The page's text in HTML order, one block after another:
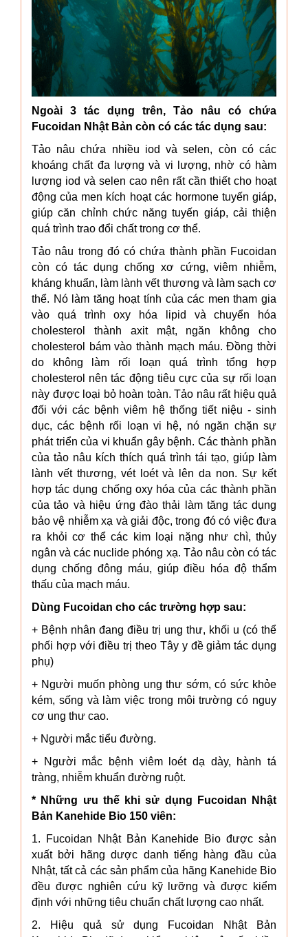
Ngoài 3 tác dụng trên, Tảo nâu có chứa
Fucoidan Nhật Bản còn có các tác dụng sau:
Tảo nâu chứa nhiều iod và selen, còn có các
khoáng chất đa lượng và vi lượng, nhờ có hàm
lượng iod và selen cao nên rất cần thiết cho hoạt
động của men kích hoạt các hormone tuyến giáp,
giúp căn chỉnh chức năng tuyến giáp, cải thiện
quá trình trao đổi chất trong cơ thể.
Tảo nâu trong đó có chứa thành phần Fucoidan
còn có tác dụng chống xơ cứng, viêm nhiễm,
kháng khuẩn, làm lành vết thương và làm sạch cơ
thể. Nó làm tăng hoạt tính của các men tham gia
vào quá trình oxy hóa lipid và chuyển hóa
cholesterol thành axit mật, ngăn không cho
cholesterol bám vào thành mạch máu. Đồng thời
do không làm rối loạn quá trình tổng hợp
cholesterol nên tác động tiêu cực của sự rối loạn
này được loại bỏ hoàn toàn. Tảo nâu rất hiệu quả
đối với các bệnh viêm hệ thống tiết niệu - sinh
dục, các bệnh rối loạn vi hệ, nó ngăn chặn sự
phát triển của vi khuẩn gây bệnh. Các thành phần
của tảo nâu kích thích quá trình tái tạo, giúp làm
lành vết thương, vét loét và lên da non. Sự kết
hợp tác dụng chống oxy hóa của các thành phần
của tảo và hiệu ứng đào thải làm tăng tác dụng
bảo vệ nhiễm xạ và giải độc, trong đó có việc đưa
ra khỏi cơ thể các kim loại nặng như chì, thủy
ngân và các nuclide phóng xạ. Tảo nâu còn có tác
dụng chống đông máu, giúp điều hóa độ thẩm
thấu của mạch máu.
Dùng Fucoidan cho các trường hợp sau:
+ Bệnh nhân đang điều trị ung thư, khối u (có thể
phối hợp với điều trị theo Tây y đề giảm tác dụng
phụ)
+ Người muốn phòng ung thư sớm, có sức khỏe
kém, sống và làm việc trong môi trường có nguy
cơ ung thư cao.
+ Người mắc tiểu đường.
+ Người mắc bệnh viêm loét dạ dày, hành tá
tràng, nhiễm khuẩn đường ruột.
* Những ưu thế khi sử dụng Fucoidan Nhật
Bản Kanehide Bio 150 viên:
1. Fucoidan Nhật Bản Kanehide Bio được sản
xuất bởi hãng dược danh tiếng hàng đầu của
Nhật, tất cả các sản phẩm của hãng Kanehide Bio
đều được nghiên cứu kỹ lưỡng và được kiểm
định với những tiêu chuẩn chất lượng cao nhất.
2. Hiệu quả sử dụng Fucoidan Nhật Bản